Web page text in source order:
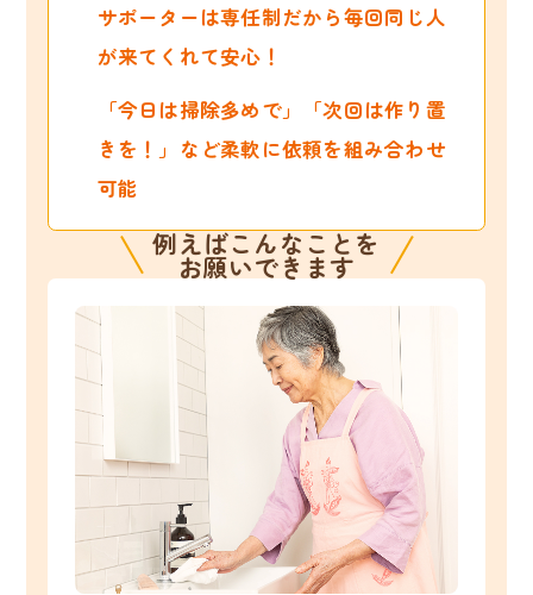
サポーターは専任制だから毎回同じ人
が来てくれて安心！
「今日は掃除多めで」「次回は作り置
きを！」など柔軟に依頼を組み合わせ
可能
例えばこんなことを
お願いできます